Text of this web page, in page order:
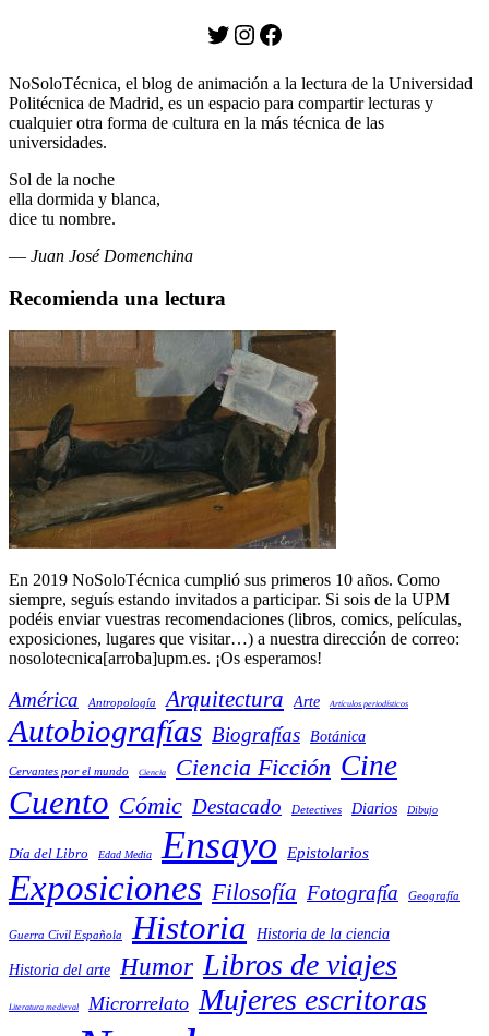
Twitter
Instagram
Facebook
NoSoloTécnica, el blog de animación a la lectura de la Universidad
Politécnica de Madrid, es un espacio para compartir lecturas y
cualquier otra forma de cultura en la más técnica de las
universidades.
Sol de la noche
ella dormida y blanca,
dice tu nombre.
— Juan José Domenchina
Recomienda una lectura
En 2019 NoSoloTécnica cumplió sus primeros 10 años. Como
siempre, seguís estando invitados a participar. Si sois de la UPM
podéis enviar vuestras recomendaciones (libros, comics, películas,
exposiciones, lugares que visitar…) a nuestra dirección de correo:
nosolotecnica[arroba]upm.es. ¡Os esperamos!
América Antropología Arquitectura Arte Artículos periodísticos
Autobiografías Biografías Botánica
Cervantes por el mundo Ciencia Ciencia Ficción Cine
Cuento Cómic Destacado Detectives Diarios Dibujo
Día del Libro Edad Media Ensayo Epistolarios
Exposiciones Filosofía Fotografía Geografía
Guerra Civil Española Historia Historia de la ciencia
Historia del arte Humor Libros de viajes
Literatura medieval Microrrelato Mujeres escritoras